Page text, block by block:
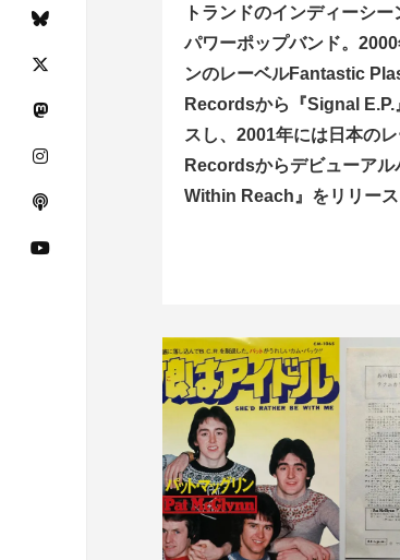
トランドのインディーシ
パワーポップバンド。
ンのレーベルFantastic
Recordsから『Signal E.P.
スし、2001年には日本の
Recordsからデビューア
Within Reach』をリリース